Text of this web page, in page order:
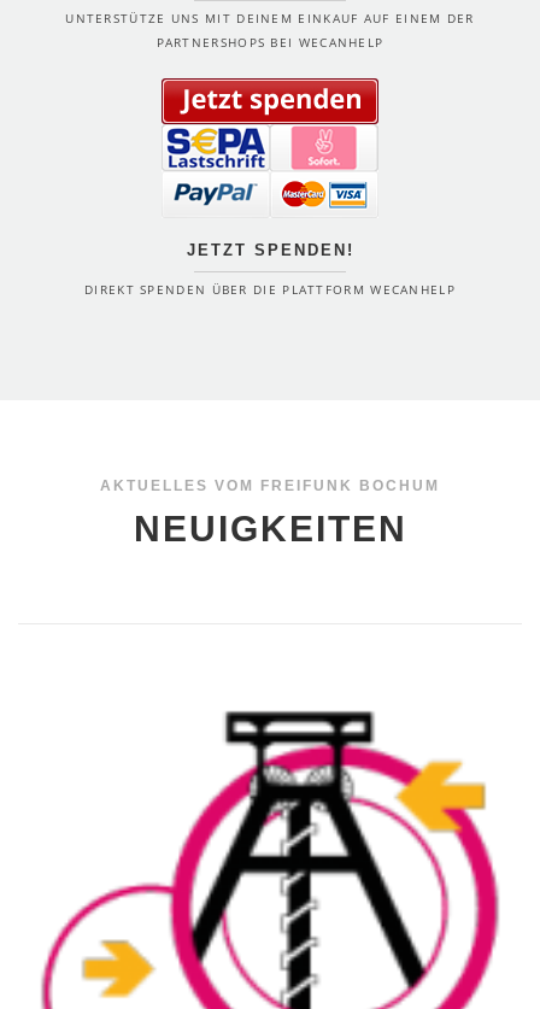
UNTERSTÜTZE UNS MIT DEINEM EINKAUF AUF EINEM DER
PARTNERSHOPS BEI WECANHELP
JETZT SPENDEN!
DIREKT SPENDEN ÜBER DIE PLATTFORM WECANHELP
AKTUELLES VOM FREIFUNK BOCHUM
NEUIGKEITEN